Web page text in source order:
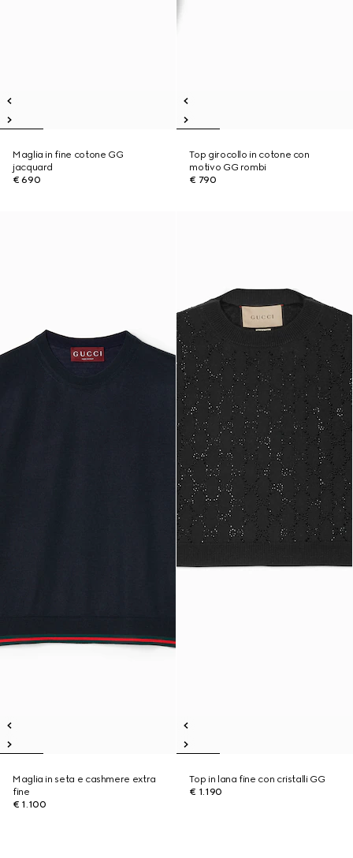
Maglia in fine cotone GG
jacquard
€ 690
Top girocollo in cotone con
motivo GG rombi
€ 790
Maglia in seta e cashmere extra
fine
€ 1.100
Top in lana fine con cristalli GG
€ 1.190